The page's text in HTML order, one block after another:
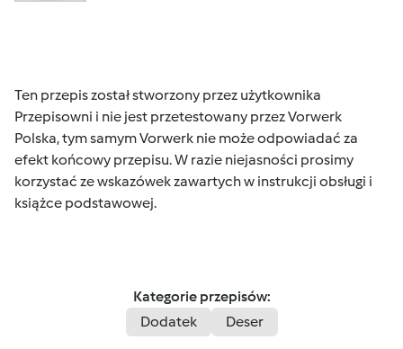
Ten przepis został stworzony przez użytkownika
Przepisowni i nie jest przetestowany przez Vorwerk
Polska, tym samym Vorwerk nie może odpowiadać za
efekt końcowy przepisu. W razie niejasności prosimy
korzystać ze wskazówek zawartych w instrukcji obsługi i
książce podstawowej.
Kategorie przepisów:
Dodatek
Deser